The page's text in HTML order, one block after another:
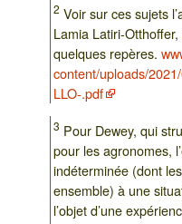
2 Voir sur ces sujets
Lamia Latiri-
quelques repères.
content/uploads/
LLO-.pdf
3 Pour Dewey, qui
pour les agronomes,
indéterminée (dont
ensemble) à une
l’objet d’une